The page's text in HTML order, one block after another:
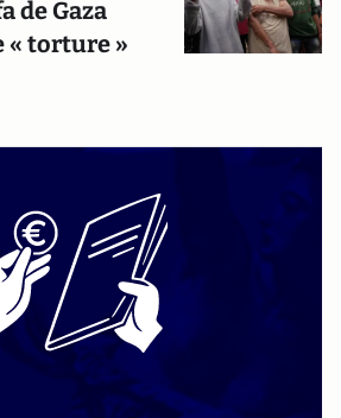
de Gaza
« torture »